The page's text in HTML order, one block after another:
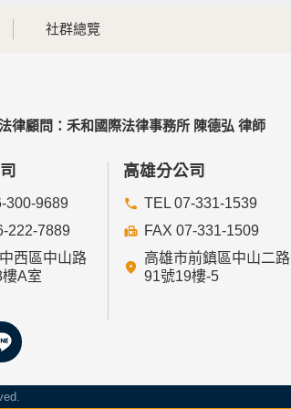
社群總覽
律顧問：禾和國際法律事務所 陳德弘 律師
300-9689
222-7889
西區中山路
A室
高雄分公司
TEL 07-331-1539
FAX 07-331-1509
高雄市前鎮區中山二路
91號19樓-5